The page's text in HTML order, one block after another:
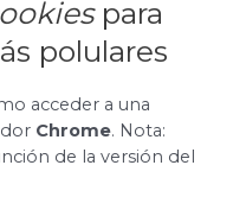
para
polulares
acceder a una
Chrome. Nota:
de la versión del